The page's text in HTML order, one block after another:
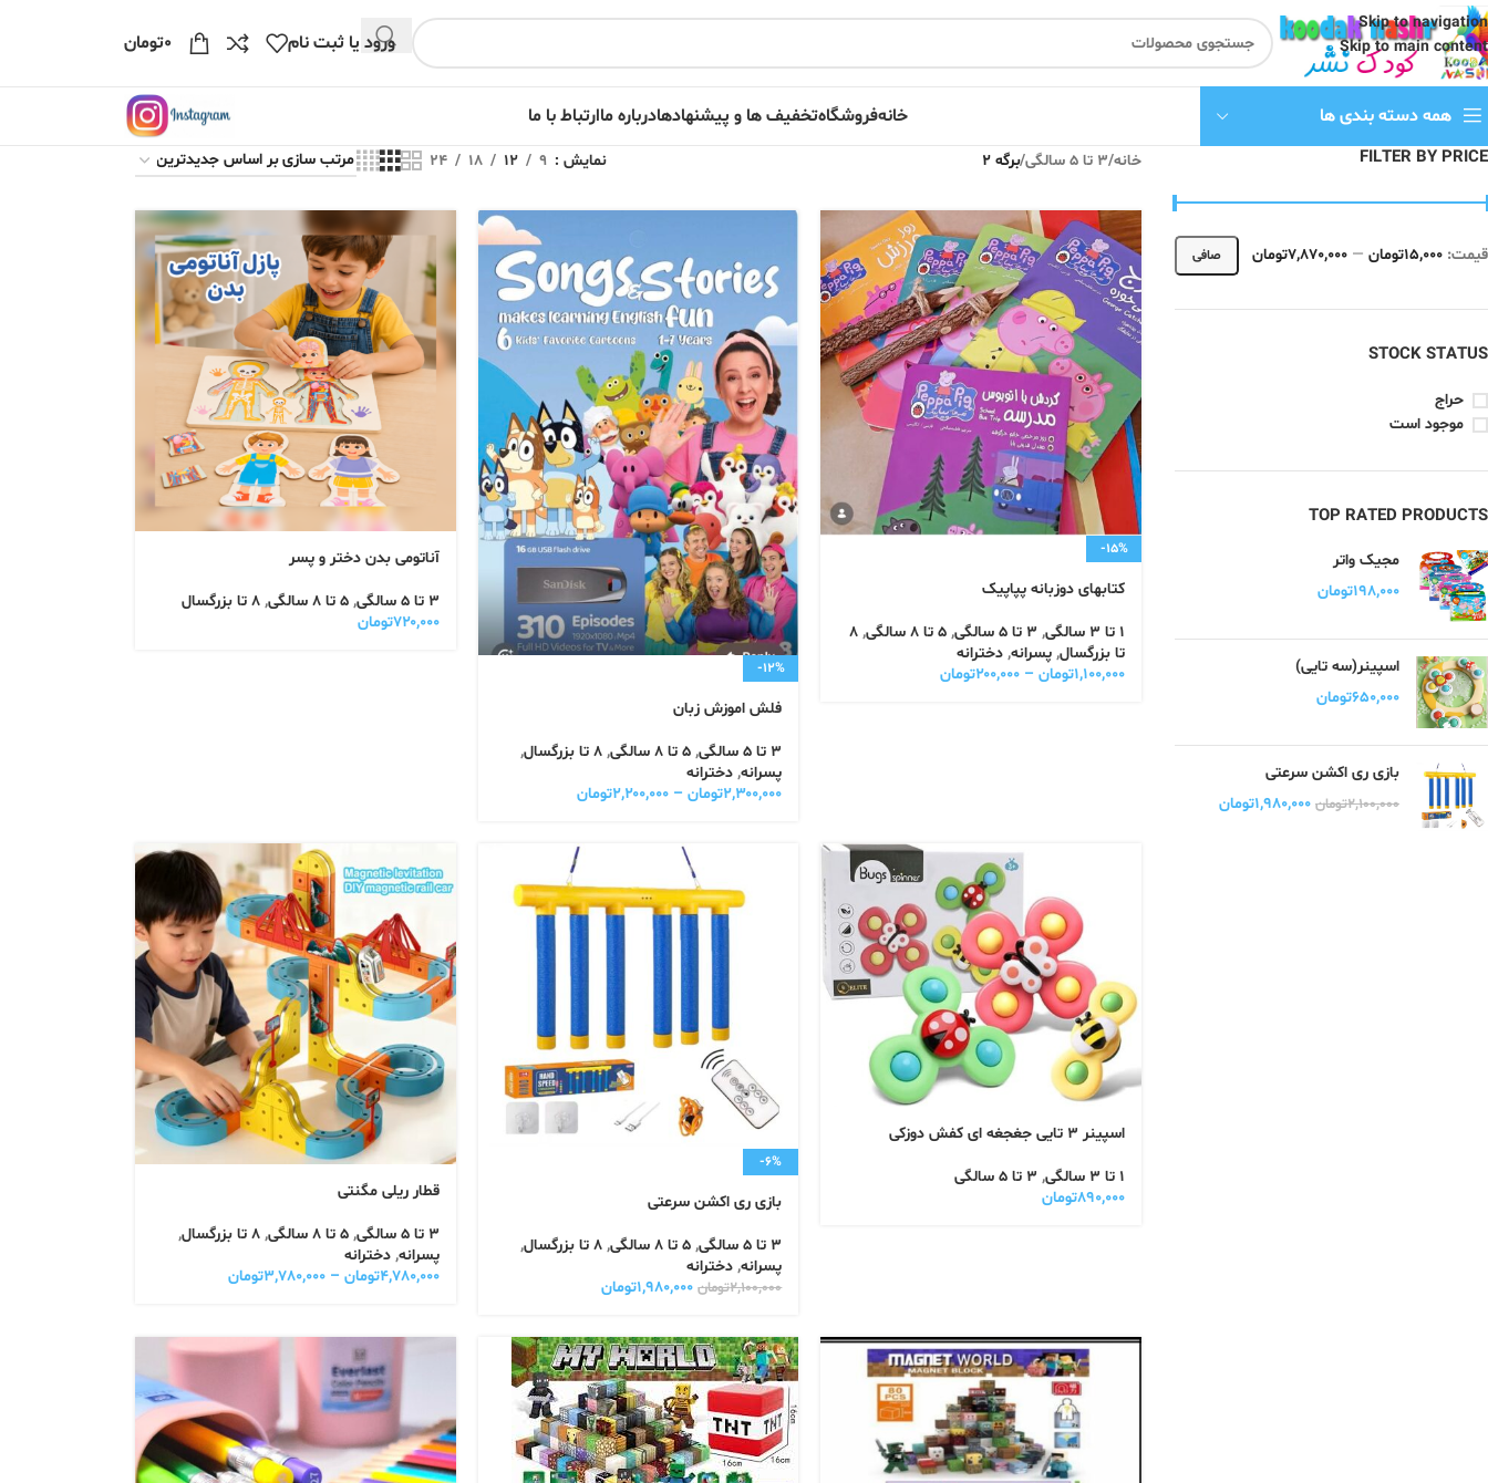
Skip to navigation
Skip to main content
ورود یا ثبت نام ۰تومان
همه دسته بندی ها خانهفروشگاهتخفیف ها و پیشنهادهادرباره ماارتباط با ما
FILTER BY PRICE
صافی قيمت: 15,000تومان — 7,870,000تومان
STOCK STATUS
حراج
موجود است
TOP RATED PRODUCTS
مجیک واتر
۱۹۸,۰۰۰تومان
اسپینر(سه تایی)
۶۵۰,۰۰۰تومان
بازی ری اکشن سرعتی
۲,۱۰۰,۰۰۰تومان ۱,۹۸۰,۰۰۰تومان
خانه/3 تا 5 سالگی /برگه 2 نمایش 9
12
18
24
-15%
کتابهای دوزبانه پپاپیک
1 تا 3 سالگی , 3 تا 5 سالگی , 5 تا 8 سالگی ,
8
تا بزرگسال, پسرانه, دخترانه
۱,۱۰۰,۰۰۰تومان – ۲۰۰,۰۰۰تومان -12%
فلش اموزش زبان
3 تا 5 سالگی , 5 تا 8 سالگی , 8 تا بزرگسال
,
پسرانه, دخترانه
۲,۳۰۰,۰۰۰تومان – ۲,۲۰۰,۰۰۰تومان
آناتومی بدن دختر و پسر
3 تا 5 سالگی , 5 تا 8 سالگی , 8 تا بزرگسال
۷۲۰,۰۰۰تومان
اسپینر 3 تایی جغجغه ای کفش دوزکی
1 تا 3 سالگی , 3 تا 5 سالگی
۸۹۰,۰۰۰تومان
-6%
بازی ری اکشن سرعتی
3 تا 5 سالگی , 5 تا 8 سالگی , 8 تا بزرگسال
,
پسرانه, دخترانه
۲,۱۰۰,۰۰۰تومان ۱,۹۸۰,۰۰۰تومان
قطار ریلی مگنتی
3 تا 5 سالگی , 5 تا 8 سالگی , 8 تا بزرگسال
,
پسرانه, دخترانه
۴,۷۸۰,۰۰۰تومان – ۳,۷۸۰,۰۰۰تومان